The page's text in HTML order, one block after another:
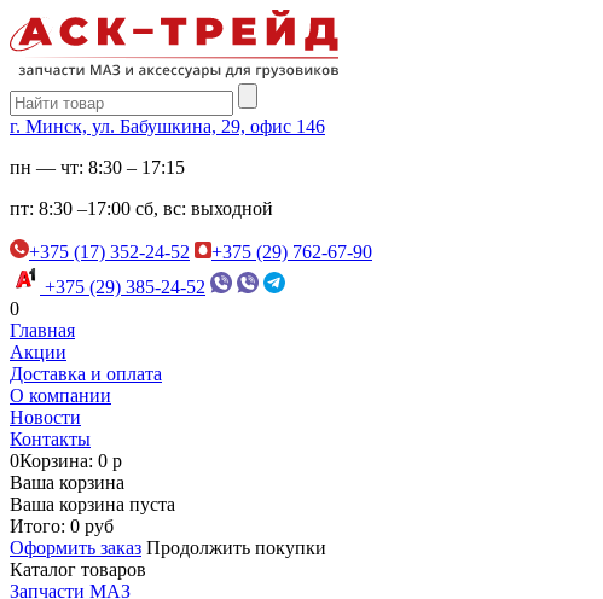
г. Минск, ул. Бабушкина, 29, офис 146
пн — чт: 8:30 – 17:15
пт: 8:30 –17:00 сб, вс: выходной
+375 (17) 352-24-52
+375 (29) 762-67-90
+375 (29) 385-24-52
0
Главная
Акции
Доставка и оплата
О компании
Новости
Контакты
0Корзина: 0 р
Ваша корзина
Ваша корзина пуста
Итого: 0 руб
Оформить заказ Продолжить покупки
Каталог товаров
Запчасти МАЗ